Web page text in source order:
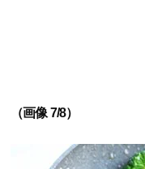
（画像 7/8）